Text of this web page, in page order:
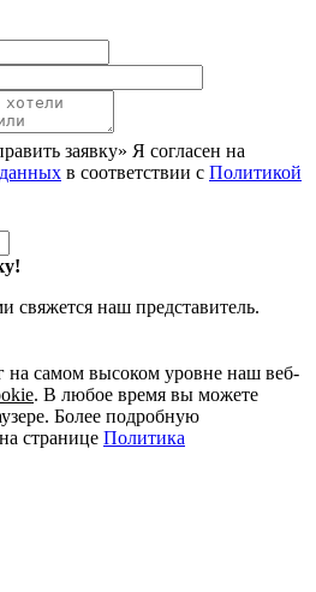
заявку» Я согласен на
в соответствии с Политикой
наш представитель.
на самом высоком уровне наш веб-
. В любое время вы можете
Более подробную
странице Политика